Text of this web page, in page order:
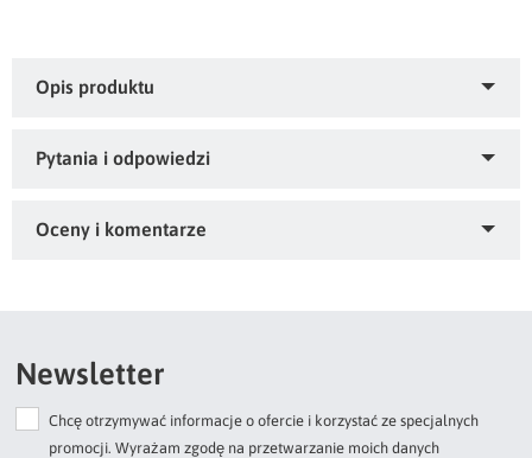
poliester
Zapytaj o produkt
Dodaj opinię o produkcie
Newsletter
Chcę otrzymywać informacje o ofercie i korzystać ze specjalnych
promocji. Wyrażam zgodę na przetwarzanie moich danych